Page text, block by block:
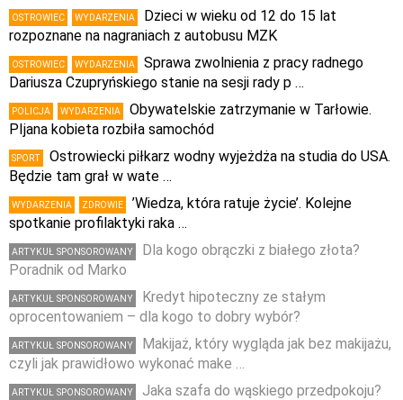
OSTROWIEC WYDARZENIA
Dzieci w wieku od 12 do 15 lat
rozpoznane na nagraniach z autobusu MZK
OSTROWIEC WYDARZENIA
Sprawa zwolnienia z pracy radnego
Dariusza Czupryńskiego stanie na sesji rady p …
POLICJA WYDARZENIA
Obywatelskie zatrzymanie w Tarłowie.
PIjana kobieta rozbiła samochód
SPORT
Ostrowiecki piłkarz wodny wyjeżdża na studia do USA.
Będzie tam grał w wate …
WYDARZENIA ZDROWIE
’Wiedza, która ratuje życie’. Kolejne
spotkanie profilaktyki raka …
ARTYKUŁ SPONSOROWANY
Dla kogo obrączki z białego złota?
Poradnik od Marko
ARTYKUŁ SPONSOROWANY
Kredyt hipoteczny ze stałym
oprocentowaniem – dla kogo to dobry wybór?
ARTYKUŁ SPONSOROWANY
Makijaż, który wygląda jak bez makijażu,
czyli jak prawidłowo wykonać make …
ARTYKUŁ SPONSOROWANY
Jaka szafa do wąskiego przedpokoju?